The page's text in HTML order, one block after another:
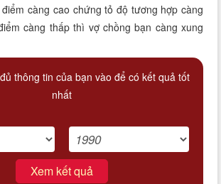
càng cao chứng tỏ độ tương hợp càng
càng thấp thì vợ chồng bạn càng xung
thông tin của bạn vào để có kết quả tốt
nhất
Xem kết quả